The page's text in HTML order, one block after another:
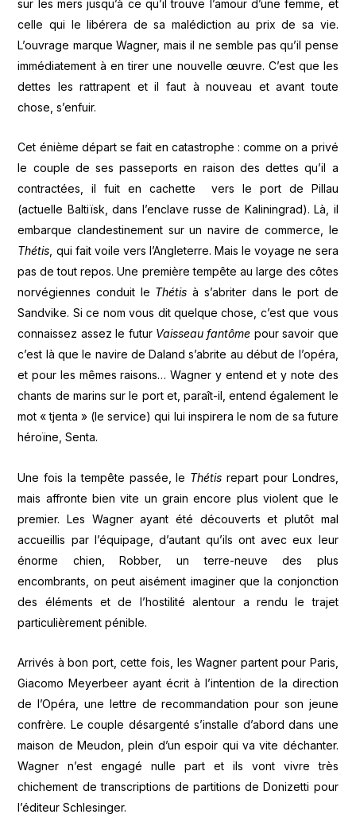
sur les mers jusqu’à ce qu’il trouve l’amour d’une femme, et
celle qui le libérera de sa malédiction au prix de sa vie.
L’ouvrage marque Wagner, mais il ne semble pas qu’il pense
immédiatement à en tirer une nouvelle œuvre. C’est que les
dettes les rattrapent et il faut à nouveau et avant toute
chose, s’enfuir.
Cet énième départ se fait en catastrophe : comme on a privé
le couple de ses passeports en raison des dettes qu’il a
contractées, il fuit en cachette vers le port de Pillau
(actuelle Baltiïsk, dans l’enclave russe de Kaliningrad). Là, il
embarque clandestinement sur un navire de commerce, le
Thétis, qui fait voile vers l’Angleterre. Mais le voyage ne sera
pas de tout repos. Une première tempête au large des côtes
norvégiennes conduit le Thétisà s’abriter dans le port de
Sandvike. Si ce nom vous dit quelque chose, c’est que vous
connaissez assez le futur Vaisseau fantôme pour savoir que
c’est là que le navire de Daland s’abrite au début de l’opéra,
et pour les mêmes raisons… Wagner y entend et y note des
chants de marins sur le port et, paraît-il, entend également le
mot « tjenta » (le service) qui lui inspirera le nom de sa future
héroïne, Senta.
Une fois la tempête passée, le Thétisrepart pour Londres,
mais affronte bien vite un grain encore plus violent que le
premier. Les Wagner ayant été découverts et plutôt mal
accueillis par l’équipage, d’autant qu’ils ont avec eux leur
énorme chien, Robber, un terre-neuve des plus
encombrants, on peut aisément imaginer que la conjonction
des éléments et de l’hostilité alentour a rendu le trajet
particulièrement pénible.
Arrivés à bon port, cette fois, les Wagner partent pour Paris,
Giacomo Meyerbeer ayant écrit à l’intention de la direction
de l’Opéra, une lettre de recommandation pour son jeune
confrère. Le couple désargenté s’installe d’abord dans une
maison de Meudon, plein d’un espoir qui va vite déchanter.
Wagner n’est engagé nulle part et ils vont vivre très
chichement de transcriptions de partitions de Donizetti pour
l’éditeur Schlesinger.